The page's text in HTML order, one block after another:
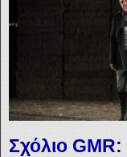
Σχόλιο GMR: